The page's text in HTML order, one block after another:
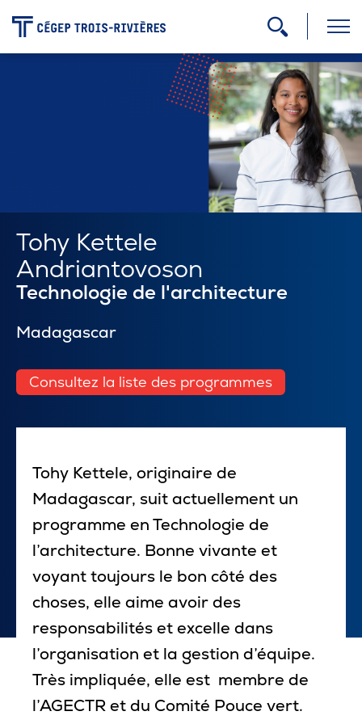
Zone étudiante
Formation continue
Carrière
Pour les entreprises
Le cégep
Notre collège
Services à la population
Stages et emplois pour étudiants
Liens utiles
Tohy Kettele
Andriantovoson
Technologie de l'architecture
Madagascar
Tohy Kettele, originaire de
Madagascar, suit actuellement un
programme en Technologie de
l’architecture. Bonne vivante et
voyant toujours le bon côté des
choses, elle aime avoir des
responsabilités et excelle dans
l’organisation et la gestion d’équipe.
Très impliquée, elle est membre de
l’AGECTR et du Comité Pouce vert.
Consultez la liste des programmes